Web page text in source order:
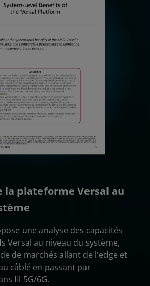
la plateforme Versal au
une analyse des capacités
Versal au niveau du système,
de marchés allant de l'edge et
câblé en passant par
fil 5G/6G.